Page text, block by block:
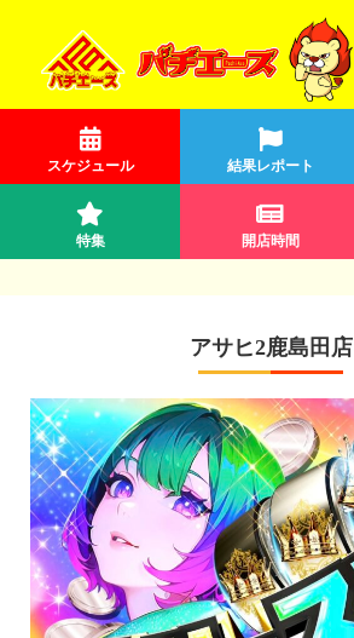
スケジュール 結果レポート
特集 開店時間
アサヒ2鹿島田店